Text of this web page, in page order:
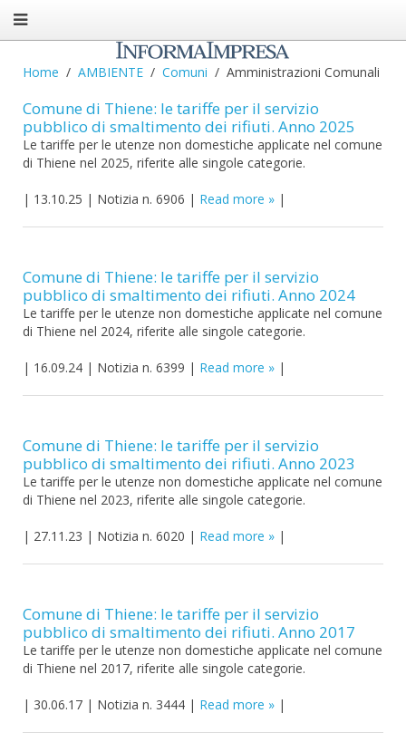
Home AMBIENTE Comuni Amministrazioni Comunali
Comune di Thiene: le tariffe per il servizio
pubblico di smaltimento dei rifiuti. Anno 2025
Le tariffe per le utenze non domestiche applicate nel comune
di Thiene nel 2025, riferite alle singole categorie.
| 13.10.25 | Notizia n. 6906 | Read more |
Comune di Thiene: le tariffe per il servizio
pubblico di smaltimento dei rifiuti. Anno 2024
Le tariffe per le utenze non domestiche applicate nel comune
di Thiene nel 2024, riferite alle singole categorie.
| 16.09.24 | Notizia n. 6399 | Read more |
Comune di Thiene: le tariffe per il servizio
pubblico di smaltimento dei rifiuti. Anno 2023
Le tariffe per le utenze non domestiche applicate nel comune
di Thiene nel 2023, riferite alle singole categorie.
| 27.11.23 | Notizia n. 6020 | Read more |
Comune di Thiene: le tariffe per il servizio
pubblico di smaltimento dei rifiuti. Anno 2017
Le tariffe per le utenze non domestiche applicate nel comune
di Thiene nel 2017, riferite alle singole categorie.
| 30.06.17 | Notizia n. 3444 | Read more |